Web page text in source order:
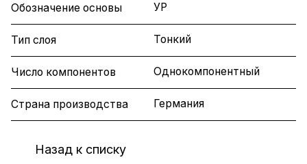
Обозначение основы УР
Тип слоя Тонкий
Число компонентов Однокомпонентный
Страна производства Германия
Назад к списку